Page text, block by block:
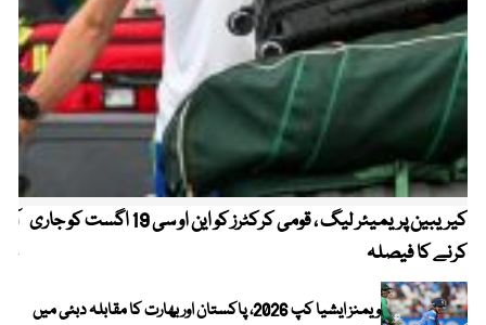
کیریبین پریمیئر لیگ ، قومی کرکٹرز کو این او سی 19 اگست کو جاری
کرنے کا فیصلہ
ویمنز ایشیا کپ 2026، پاکستان اور بھارت کا مقابلہ دبئی میں